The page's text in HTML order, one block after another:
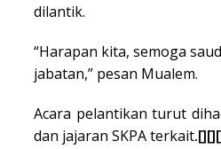
dilantik.
“Harapan kita, semoga
jabatan,” pesan Mualem.
Acara pelantikan turut
dan jajaran SKPA terkait